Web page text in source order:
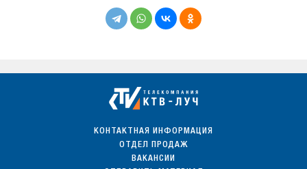
КОНТАКТНАЯ ИНФОРМАЦИЯ
ОТДЕЛ ПРОДАЖ
ВАКАНСИИ